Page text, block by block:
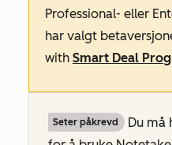
Professional- eller
har valgt
with Smart Deal
Seter påkrevd Du må